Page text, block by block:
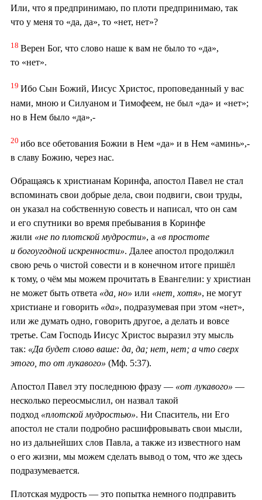
Или, что я предпринимаю, по плоти предпринимаю, так
что у меня то «да, да», то «нет, нет»?
18 Верен Бог, что слово наше к вам не было то «да»,
то «нет».
19 Ибо Сын Божий, Иисус Христос, проповеданный у вас
нами, мною и Силуаном и Тимофеем, не был «да» и «нет»;
но в Нем было «да»,-
20 ибо все обетования Божии в Нем «да» и в Нем «аминь»,-
в славу Божию, через нас.
Обращаясь к христианам Коринфа, апостол Павел не стал
вспоминать свои добрые дела, свои подвиги, свои труды,
он указал на собственную совесть и написал, что он сам
и его спутники во время пребывания в Коринфе
жили «не по плотской мудрости», а «в простоте
и богоугодной искренности». Далее апостол продолжил
свою речь о чистой совести и в конечном итоге пришёл
к тому, о чём мы можем прочитать в Евангелии: у христиан
не может быть ответа «да, но» или «нет, хотя», не могут
христиане и говорить «да», подразумевая при этом «нет»,
или же думать одно, говорить другое, а делать и вовсе
третье. Сам Господь Иисус Христос выразил эту мысль
так: «Да будет слово ваше: да, да; нет, нет; а что сверх
этого, то от лукавого» (Мф. 5:37).
Апостол Павел эту последнюю фразу — «от лукавого» —
несколько переосмыслил, он назвал такой
подход «плотской мудростью». Ни Спаситель, ни Его
апостол не стали подробно расшифровывать свои мысли,
но из дальнейших слов Павла, а также из известного нам
о его жизни, мы можем сделать вывод о том, что же здесь
подразумевается.
Плотская мудрость — это попытка немного подправить